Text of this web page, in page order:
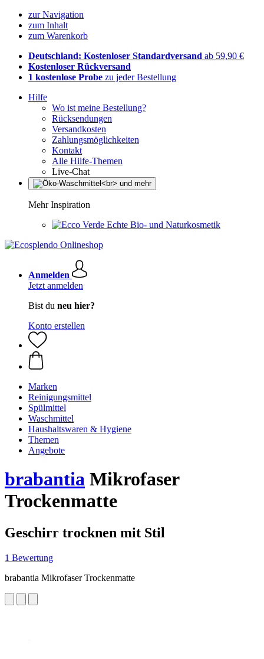
zur Navigation
zum Inhalt
zum Warenkorb
Deutschland: Kostenloser Standardversand ab 59,90 €
Kostenloser Rückversand
1 kostenlose Probe zu jeder Bestellung
Hilfe
Wo ist meine Bestellung?
Rücksendungen
Versandkosten
Zahlungsmöglichkeiten
Kontakt
Alle Hilfe-Themen
Live-Chat
Mehr Inspiration
Echte Bio- und Naturkosmetik
Anmelden
Jetzt anmelden
Bist du neu hier?
Konto erstellen
Marken
Reinigungsmittel
Spülmittel
Waschmittel
Haushaltswaren & Hygiene
Themen
Angebote
brabantia Mikrofaser
Trockenmatte
Geschirr trocknen mit Stil
1 Bewertung
brabantia Mikrofaser Trockenmatte